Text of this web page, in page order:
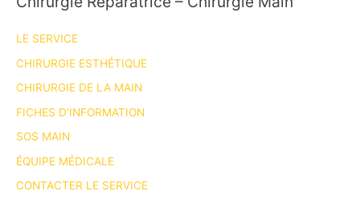
LE SERVICE
CHIRURGIE ESTHÉTIQUE
CHIRURGIE DE LA MAIN
FICHES D’INFORMATION
SOS MAIN
ÉQUIPE MÉDICALE
CONTACTER LE SERVICE